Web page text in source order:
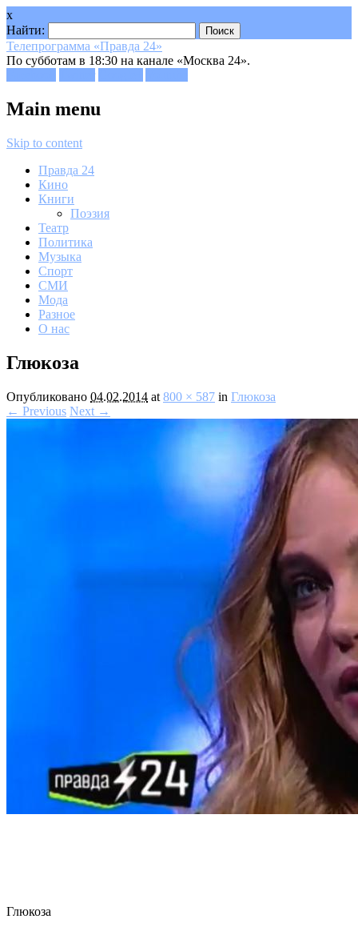
x
Найти:
Телепрограмма «Правда 24»
По субботам в 18:30 на канале «Москва 24».
Main menu
Skip to content
Правда 24
Кино
Книги
Поэзия
Театр
Политика
Музыка
Спорт
СМИ
Мода
Разное
О нас
Глюкоза
Опубликовано 04.02.2014 at 800 × 587 in Глюкоза
← Previous Next →
Глюкоза